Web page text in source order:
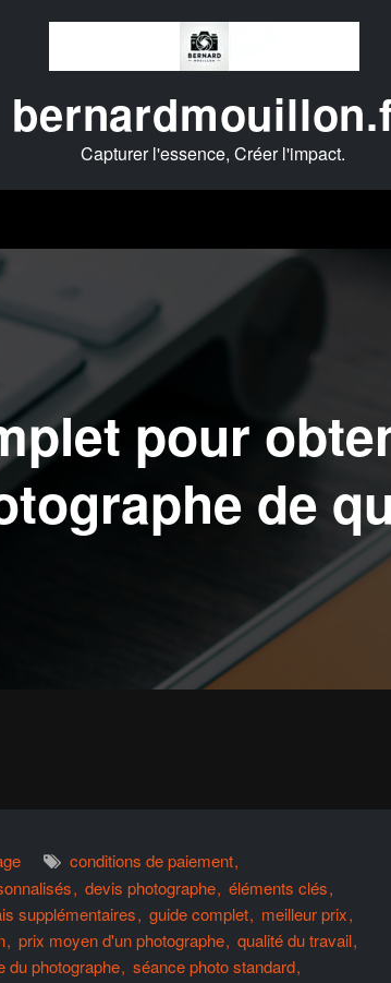
Capturer l'essence, Créer l'impact.
pour
de
conditions de paiement
devis photographe éléments clés
supplémentaires guide complet
meilleur prix
prix moyen d'un photographe qualité du travail
du photographe séance photo standard